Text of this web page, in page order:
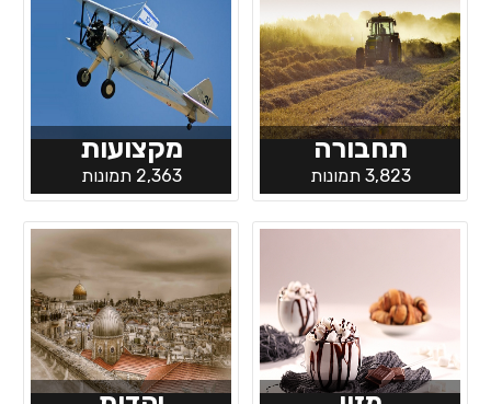
תחבורה
3,823 תמונות
מקצועות
2,363 תמונות